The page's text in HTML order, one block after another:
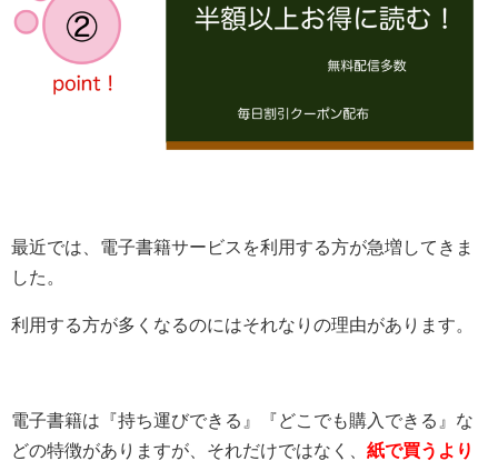
最近では、電子書籍サービスを利用する方が急増してきま
した。
利用する方が多くなるのにはそれなりの理由があります。
電子書籍は『持ち運びできる』『どこでも購入できる』な
どの特徴がありますが、それだけではなく、 紙で買うより